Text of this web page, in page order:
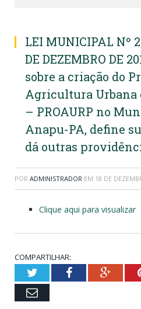
LEI MUNICIPAL Nº
DE DEZEMBRO DE
sobre a criação do
Agricultura Urbana
– PROAURP no
Anapu-PA, define
dá outras
POR ADMINISTRADOR EM 18 DE
Clique aqui para visualizar
COMPARTILHAR:
TwitterFacebook
Email